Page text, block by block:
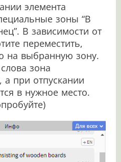
элемента
зоны “В
В зависимости от
переместить,
на выбранную зону.
зона
а при отпускании
в нужное место.